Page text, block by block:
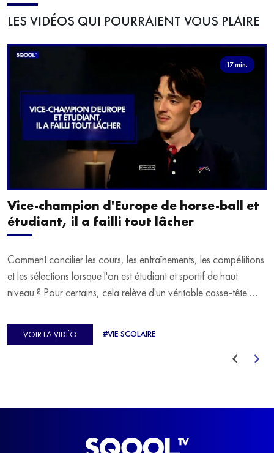
LES VIDÉOS QUI POURRAIENT VOUS PLAIRE
17 min.
Vice-champion d'Europe de horse-ball et
étudiant, il a failli tout lâcher
Comment concilier les cours, les entraînements, les compétitions
et les sélections lorsque l'on est étudiant et sportif de haut
niveau ? Pour certains, cela relève d'un véritable casse-tête.
d'Europe de Horse-ball, qui a failli abandonner ses études
avant de trouver un nouvel équilibre.
VOIR LA VIDÉO #VIE SCOLAIRE